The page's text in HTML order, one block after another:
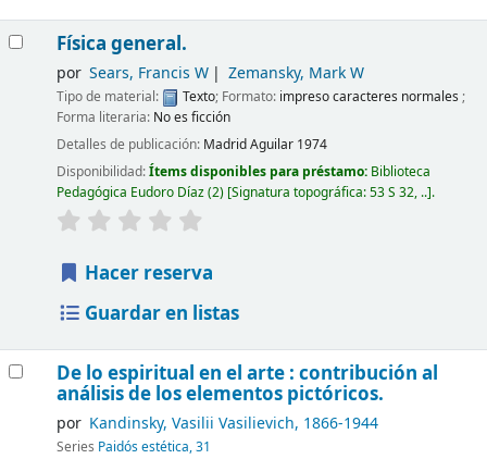
Física general.
por Sears, Francis W Zemansky, Mark W
Tipo de material: Texto; Formato: impreso caracteres normales ;
Forma literaria: No es ficción
Detalles de publicación: MadridAguilar 1974
Disponibilidad:Ítems disponibles para préstamo: Biblioteca
Pedagógica Eudoro Díaz(2) Signatura topográfica:53 S 32, .. .
Hacer reserva
Guardar en listas
De lo espiritual en el arte : contribución al
análisis de los elementos pictóricos.
por Kandinsky, Vasilii Vasilievich, 1866-1944
Series Paidós estética, 31